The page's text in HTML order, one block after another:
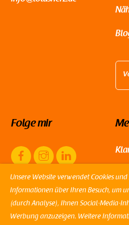
Folge mir
FacebookInstagram
Unsere Website verwendet Cookies
Informationen über Ihren Besuch, um
(durch Analyse), Ihnen Social-Media-
Werbung anzuzeigen. Weitere